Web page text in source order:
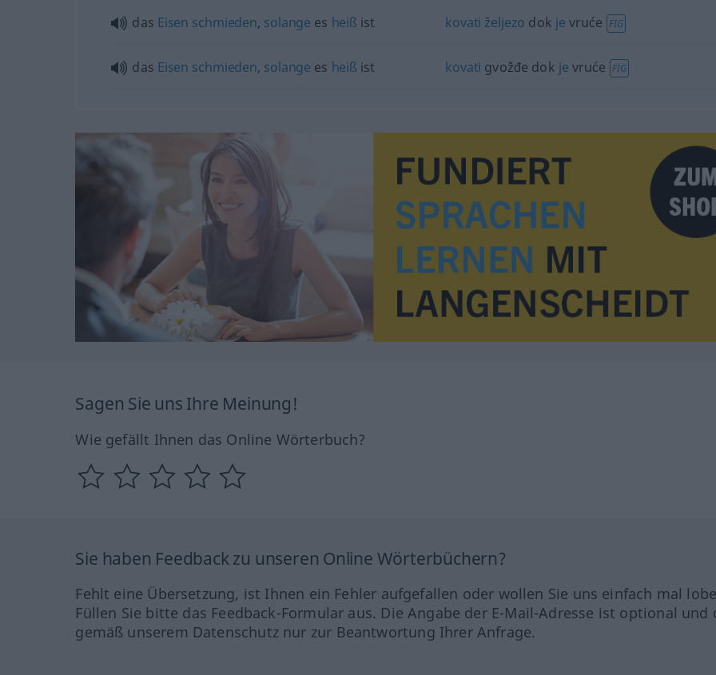
das Eisen schmieden, solange es heiß ist kovati željezo dok je vruće FIG
das Eisen schmieden, solange es heiß ist kovati gvožđe dok je vruće FIG
Sagen Sie uns Ihre Meinung!
Wie gefällt Ihnen das Online Wörterbuch?
Sie haben Feedback zu unseren Online Wörterbüchern?
Fehlt eine Übersetzung, ist Ihnen ein Fehler aufgefallen oder wollen Sie uns einfach mal
Füllen Sie bitte das Feedback-Formular aus. Die Angabe der E-Mail-Adresse ist optional und
gemäß unserem Datenschutz nur zur Beantwortung Ihrer Anfrage.